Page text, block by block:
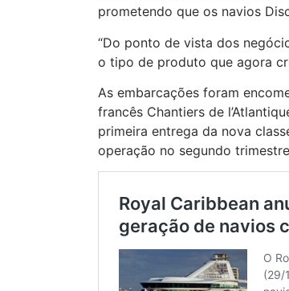
prometendo que os navios
“Do ponto de vista dos
o tipo de produto que agora
As embarcações foram
francês Chantiers de
primeira entrega da nova
operação no segundo